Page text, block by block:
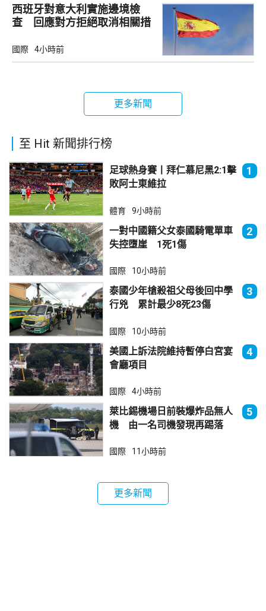
西班牙對意大利實施邊境檢
查 回應對方拒絕取消相關措
國際 4小時前
更多新聞
至 Hit 新聞排行榜
足球熱身賽丨拜仁慕尼黑2:1擊
敗阿士東維拉
1
體育 9小時前
一對中國籍父女泰國騎電單車
失控墮崖 1死1傷
2
國際 10小時前
泰國少年槍殺祖父母後回中學
行兇 累計最少8死23傷
3
國際 10小時前
美國上訴法院維持暫停白宮宴
會廳項目
4
國際 4小時前
萊比錫機場日前裝爆炸品無人
機 由一名司機發現再踢落
5
國際 11小時前
更多新聞